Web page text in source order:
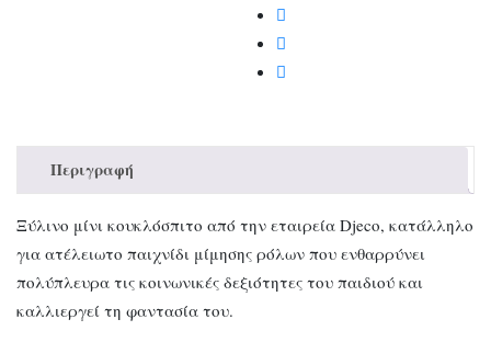
Περιγραφή
Ξύλινο μίνι κουκλόσπιτο από την εταιρεία Djeco, κατάλληλο
για ατέλειωτο παιχνίδι μίμησης ρόλων που ενθαρρύνει
πολύπλευρα τις κοινωνικές δεξιότητες του παιδιού και
καλλιεργεί τη φαντασία του.